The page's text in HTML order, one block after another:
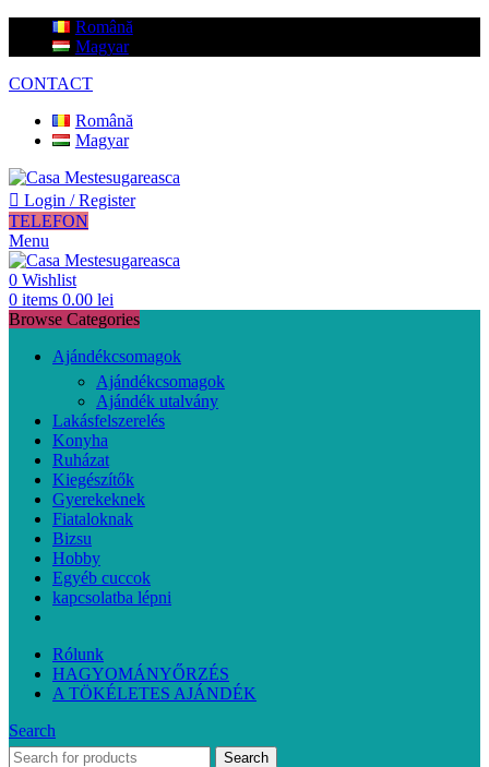
Română
Magyar
CONTACT
Română
Magyar
Login / Register
TELEFON
Menu
0 Wishlist
0 items 0.00 lei
Browse Categories
Ajándékcsomagok
Ajándékcsomagok
Ajándék utalvány
Lakásfelszerelés
Konyha
Ruházat
Kiegészítők
Gyerekeknek
Fiataloknak
Bizsu
Hobby
Egyéb cuccok
kapcsolatba lépni
Rólunk
HAGYOMÁNYŐRZÉS
A TÖKÉLETES AJÁNDÉK
Search
Search